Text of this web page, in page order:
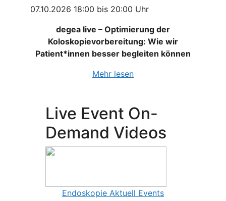
07.10.2026 18:00 bis 20:00 Uhr
degea live – Optimierung der
Koloskopievorbereitung: Wie wir
Patient*innen besser begleiten können
Mehr lesen
Live Event On-
Demand Videos
Endoskopie Aktuell Events